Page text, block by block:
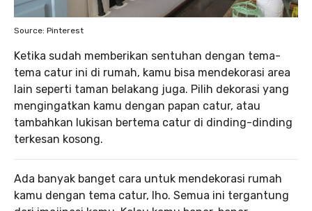
Source: Pinterest
Ketika sudah memberikan sentuhan dengan tema-
tema catur ini di rumah, kamu bisa mendekorasi area
lain seperti taman belakang juga. Pilih dekorasi yang
mengingatkan kamu dengan papan catur, atau
tambahkan lukisan bertema catur di dinding-dinding
terkesan kosong.
Ada banyak banget cara untuk mendekorasi rumah
kamu dengan tema catur, lho. Semua ini tergantung